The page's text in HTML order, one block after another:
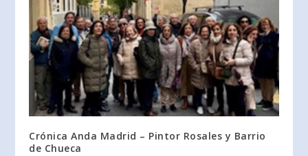
Crónica Anda Madrid – Pintor Rosales y Barrio
de Chueca